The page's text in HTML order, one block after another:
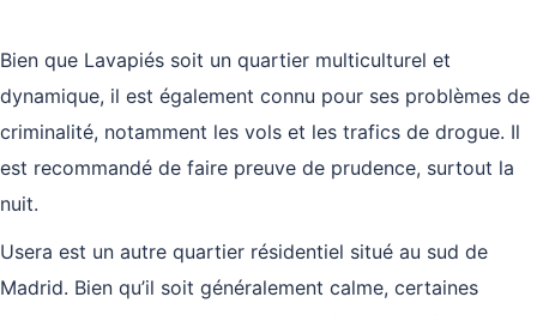
Bien que Lavapiés soit un quartier multiculturel et
dynamique, il est également connu pour ses problèmes de
criminalité, notamment les vols et les trafics de drogue. Il
est recommandé de faire preuve de prudence, surtout la
nuit.
Usera est un autre quartier résidentiel situé au sud de
Madrid. Bien qu’il soit généralement calme, certaines